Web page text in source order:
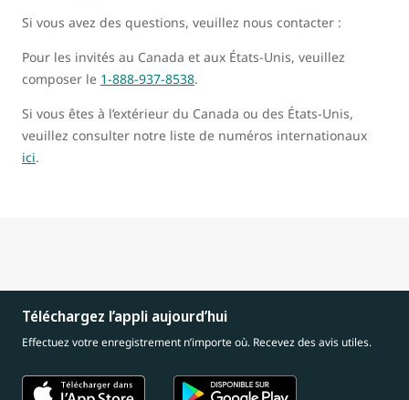
Si vous avez des questions, veuillez nous contacter :
Pour les invités au Canada et aux États-Unis, veuillez
composer le 1-888-937-8538.
Si vous êtes à l’extérieur du Canada ou des États-Unis,
veuillez consulter notre liste de numéros internationaux
ici.
Téléchargez l’appli aujourd’hui
Effectuez votre enregistrement n’importe où. Recevez des avis utiles.